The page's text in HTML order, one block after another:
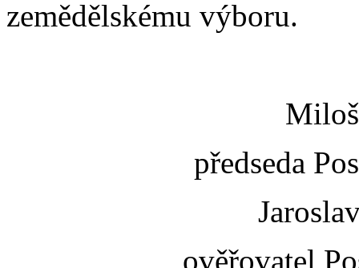
zemědělskému výboru.
předseda
ověřovatel